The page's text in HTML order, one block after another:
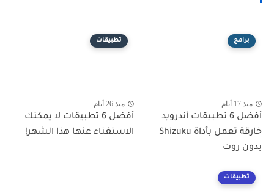
برامج
منذ 17 أيام
أفضل 6 تطبيقات أندرويد
خارقة تعمل بأداة Shizuku
بدون روت
تطبيقات
منذ 26 أيام
أفضل 6 تطبيقات لا يمكنك
الاستغناء عنها هذا الشهر!
تطبيقات